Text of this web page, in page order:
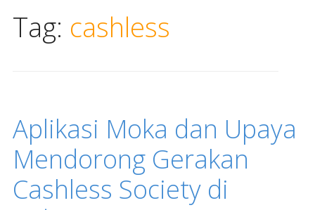
Tag: cashless
Aplikasi Moka dan Upaya
Mendorong Gerakan
Cashless Society di